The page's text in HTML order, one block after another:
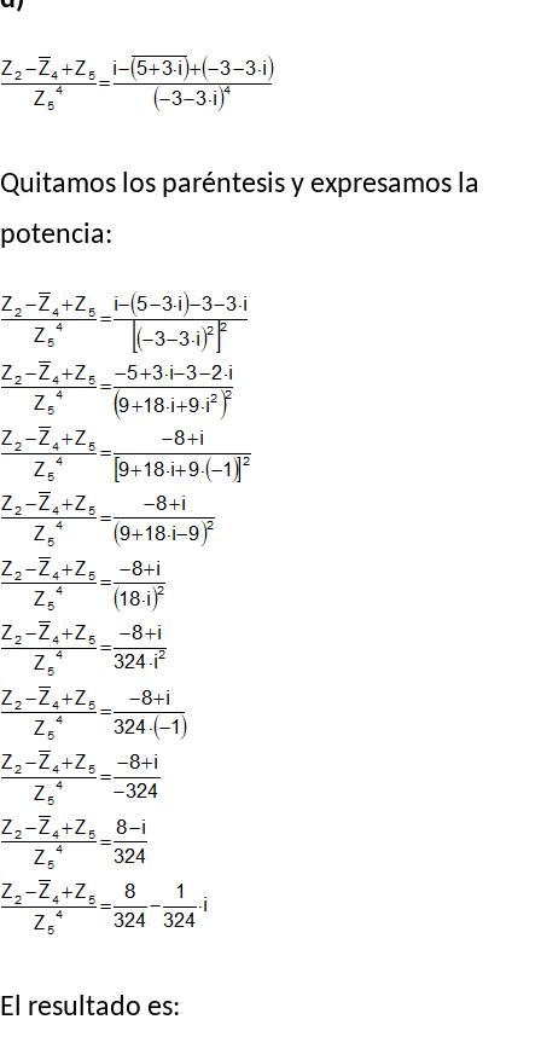
Quitamos los paréntesis y expresamos la
potencia:
El resultado es: